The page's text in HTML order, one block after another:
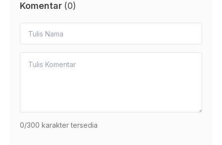
Komentar (0)
0/300 karakter tersedia